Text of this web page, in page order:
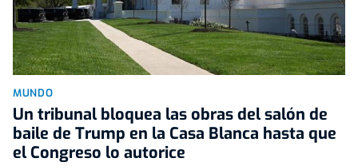
MUNDO
Un tribunal bloquea las obras del salón de
baile de Trump en la Casa Blanca hasta que
el Congreso lo autorice